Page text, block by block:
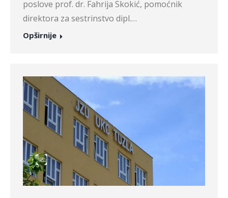
poslove prof. dr. Fahrija Skokić, pomoćnik
direktora za sestrinstvo dipl.…
Opširnije